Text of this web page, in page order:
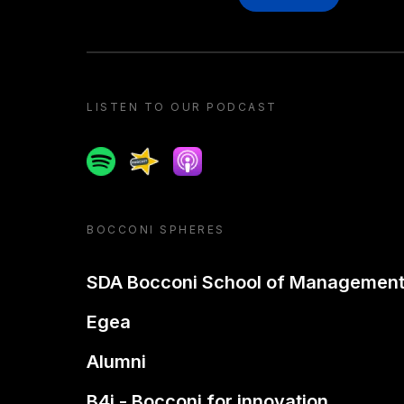
LISTEN TO OUR PODCAST
SpotifySpreakerApple podcast
BOCCONI SPHERES
SDA Bocconi School of Management
Egea
Alumni